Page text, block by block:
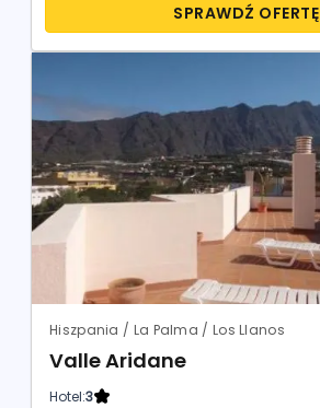
SPRAWDŹ OFERTĘ
Hiszpania / La Palma / Los Llanos
Valle Aridane
Hotel:3